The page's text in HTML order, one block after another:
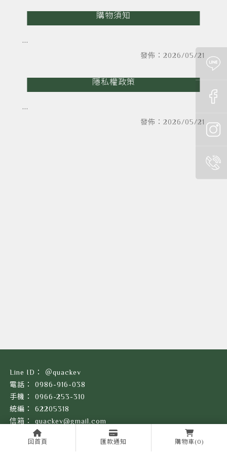
購物須知
發佈：2026/05/21
隱私權政策
發佈：2026/05/21
回首頁 匯款通知 購物車(0)
＠quackev
0986-916-038
0966-253-310
62205318
quackev@gmail.com
台南市仁德區林頂街7-2號(台南總倉)